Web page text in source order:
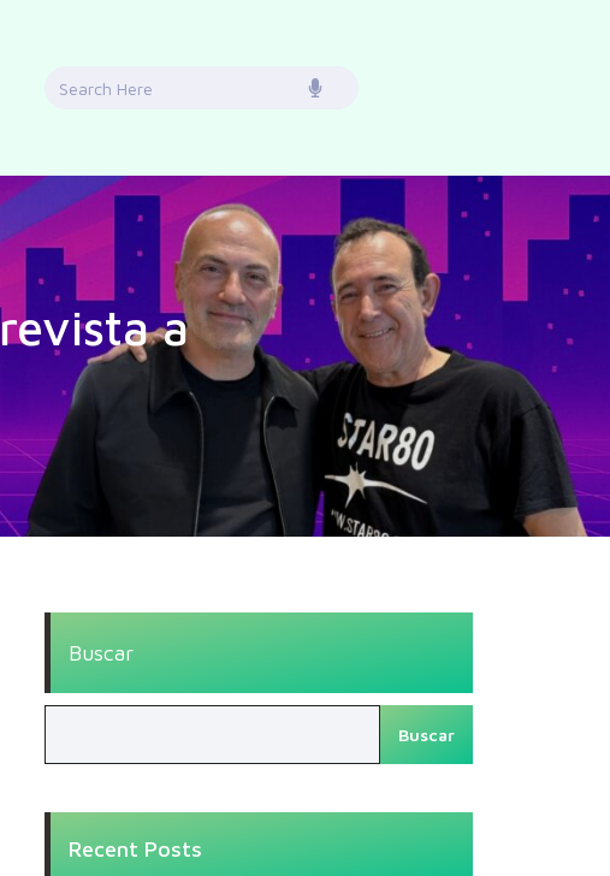
Search
a
Buscar
Buscar
Recent Posts